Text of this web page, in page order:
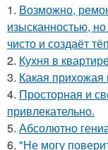
1. Возможно,
изысканностью,
чисто и создаёт
2. Кухня в
3. Какая
4. Просторная и
привлекательно.
5. Абсолютно
6. "Не могу